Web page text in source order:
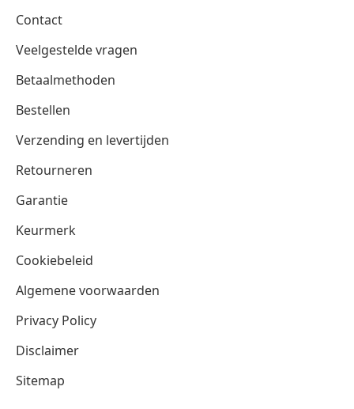
Contact
Veelgestelde vragen
Betaalmethoden
Bestellen
Verzending en levertijden
Retourneren
Garantie
Keurmerk
Cookiebeleid
Algemene voorwaarden
Privacy Policy
Disclaimer
Sitemap